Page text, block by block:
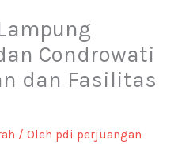
Condrowati
dan Fasilitas
/ Oleh pdi perjuangan